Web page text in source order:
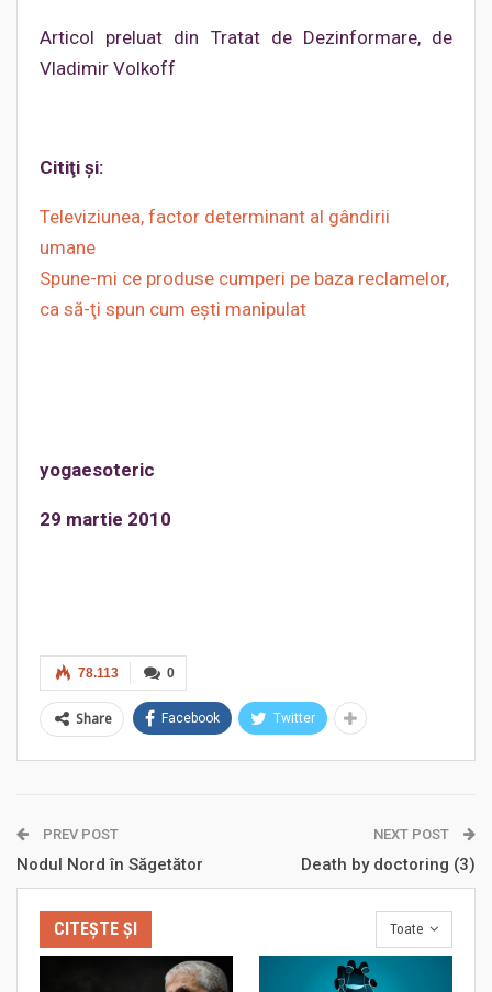
Articol preluat din Tratat de Dezinformare, de
Vladimir Volkoff
Citiţi şi:
Televiziunea, factor determinant al gândirii
umane
Spune-mi ce produse cumperi pe baza reclamelor,
ca să-ţi spun cum eşti manipulat
yogaesoteric
29 martie 2010
0
78.113
Share Facebook Twitter
PREV POST
Nodul Nord în Săgetător
NEXT POST
Death by doctoring (3)
Toate
CITEȘTE ȘI